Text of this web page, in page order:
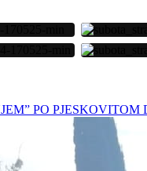
PO PJESKOVITOM